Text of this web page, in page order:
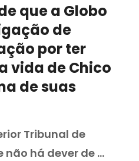
que a Globo
de
por ter
vida de Chico
de suas
Tribunal de
há dever de ...